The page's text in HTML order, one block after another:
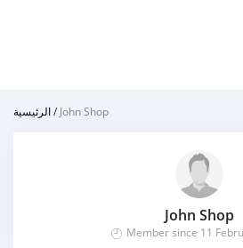
الرئيسية/John Shop
John Shop
Member since 11